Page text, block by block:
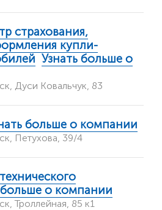
страхования,
купли-
Узнать больше о
Дуси Ковальчук, 83
больше о компании
Петухова, 39/4
больше о компании
Троллейная, 85 к1